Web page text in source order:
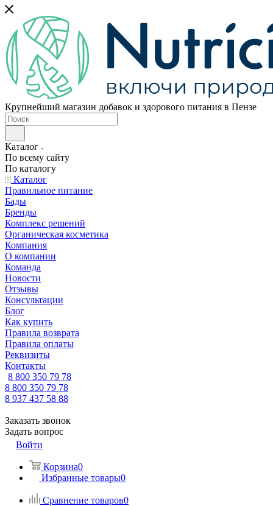
Крупнейший магазин добавок и здорового питания в Пензе
Каталог
По всему сайту
По каталогу
Каталог
Правильное питание
Бады
Бренды
Комплекс решений
Органическая косметика
Компания
О компании
Команда
Новости
Отзывы
Консультации
Блог
Как купить
Правила возврата
Правила оплаты
Реквизиты
Контакты
8 800 350 79 78
8 800 350 79 78
8 937 437 58 88
Заказать звонок
Задать вопрос
Войти
Корзина0
Избранные товары0
Сравнение товаров0